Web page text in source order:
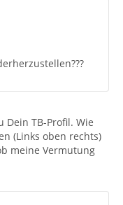
Dein TB-Profil. Wie
(Links oben rechts)
meine Vermutung